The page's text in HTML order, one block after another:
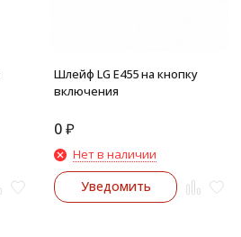
Шлейф LG E455 на кнопку
включения
0₽
Нет в наличии
Уведомить